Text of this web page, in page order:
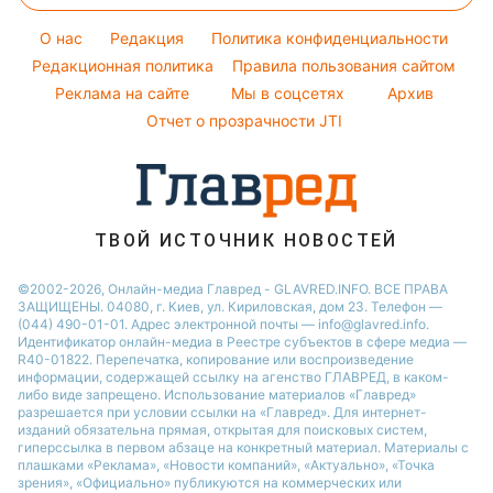
Настя Каменских
Легкие десерты
Напитки
Праздничное меню
Погода на сегодня
Погода на завтра
Пылевая буря
O нас Редакция
Политика конфиденциальности
Редакционная политика
Правила пользования сайтом
Реклама на сайте
Мы в соцсетях
Архив
Отчет о прозрачности JTI
ТВОЙ ИСТОЧНИК НОВОСТЕЙ
©2002-2026, Онлайн-медиа Главред - GLAVRED.INFO. ВСЕ ПРАВА
ЗАЩИЩЕНЫ. 04080, г. Киев, ул. Кириловская, дом 23. Телефон —
(044) 490-01-01. Адрес электронной почты — info@glavred.info.
Идентификатор онлайн-медиа в Реестре cубъектов в сфере медиа —
R40-01822. Перепечатка, копирование или воспроизведение
информации, содержащей ссылку на агенство ГЛАВРЕД, в каком-
либо виде запрещено. Использование материалов «Главред»
разрешается при условии ссылки на «Главред». Для интернет-
изданий обязательна прямая, открытая для поисковых систем,
гиперссылка в первом абзаце на конкретный материал. Материалы с
плашками «Реклама», «Новости компаний», «Актуально», «Точка
зрения», «Официально» публикуются на коммерческих или